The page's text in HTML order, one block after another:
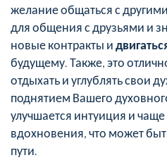
желание общаться с
для общения с друзьями и
новые контракты и
будущему. Также, это
отдыхать и углублять свои
поднятием Вашего
улучшается интуиция и
вдохновения, что может
пути.